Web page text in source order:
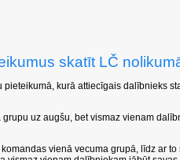
skatīt LČ
kurā attiecīgais dalībnieks
uz augšu, bet vismaz vienam
vienā vecuma grupā, līdz ar